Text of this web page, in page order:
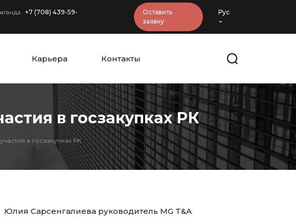
+7 (708) 439-59-
Оставить
заявку
Рус
Карьера Контакты
в госзакупках РК
в госзакупках РК
Юлия Сарсенгалиева руководитель MG T&A